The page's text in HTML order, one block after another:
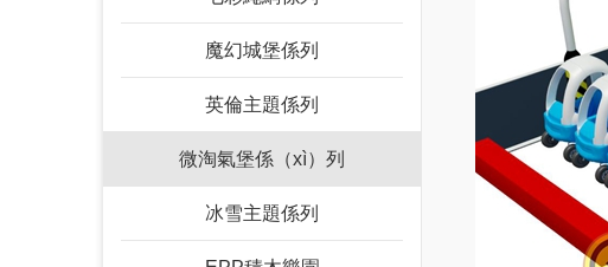
魔幻城堡係列
英倫主題係列
微淘氣堡係（xì）列
冰雪主題係列